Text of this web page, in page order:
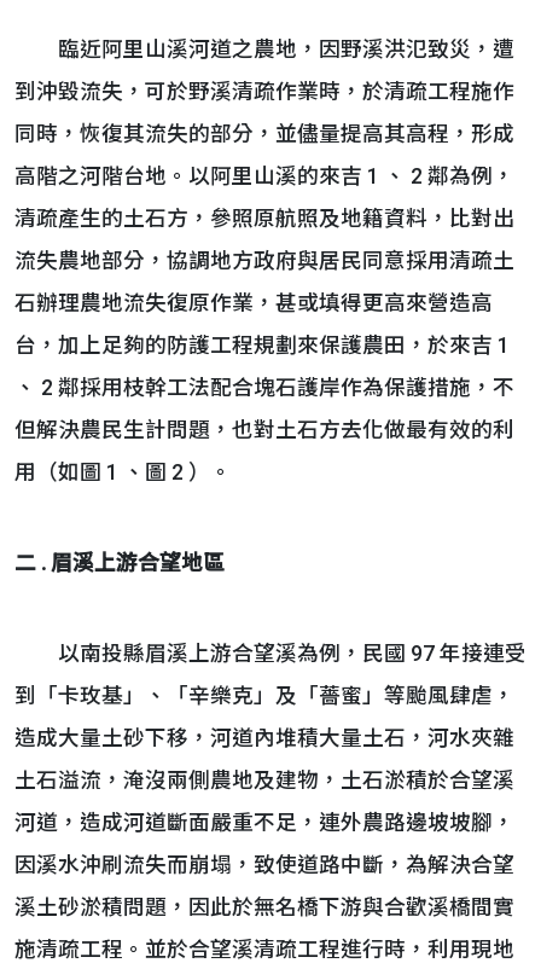
臨近阿里山溪河道之農地，因野溪洪氾致災，遭
到沖毀流失，可於野溪清疏作業時，於清疏工程施作
同時，恢復其流失的部分，並儘量提高其高程，形成
高階之河階台地。以阿里山溪的來吉 1 、 2 鄰為例，
清疏產生的土石方，參照原航照及地籍資料，比對出
流失農地部分，協調地方政府與居民同意採用清疏土
石辦理農地流失復原作業，甚或填得更高來營造高
台，加上足夠的防護工程規劃來保護農田，於來吉 1
、 2 鄰採用枝幹工法配合塊石護岸作為保護措施，不
但解決農民生計問題，也對土石方去化做最有效的利
用（如圖 1 、圖 2 ）。
二 . 眉溪上游合望地區
以南投縣眉溪上游合望溪為例，民國 97 年接連受
到「卡玫基」、「辛樂克」及「薔蜜」等颱風肆虐，
造成大量土砂下移，河道內堆積大量土石，河水夾雜
土石溢流，淹沒兩側農地及建物，土石淤積於合望溪
河道，造成河道斷面嚴重不足，連外農路邊坡坡腳，
因溪水沖刷流失而崩塌，致使道路中斷，為解決合望
溪土砂淤積問題，因此於無名橋下游與合歡溪橋間實
施清疏工程。並於合望溪清疏工程進行時，利用現地